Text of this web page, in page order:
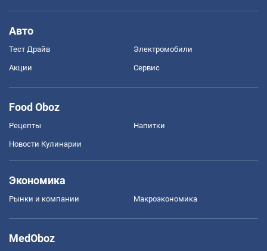
Авто
Тест Драйв Электромобили
Акции Сервис
Food Oboz
Рецепты Напитки
Новости Кулинарии
Экономика
Рынки и компании Mакроэкономика
MedOboz